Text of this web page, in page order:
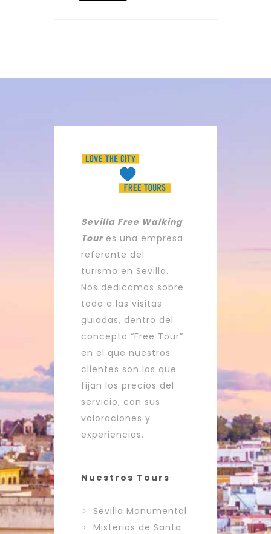
Sevilla Free Walking
Toures una empresa
referente del
turismo en Sevilla.
Nos dedicamos sobre
todo a las visitas
guiadas, dentro del
concepto “Free Tour”
en el que nuestros
clientes son los que
fijan los precios del
servicio, con sus
valoraciones y
experiencias.
Nuestros Tours
Sevilla Monumental
Misterios de Santa